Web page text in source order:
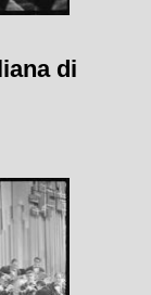
di